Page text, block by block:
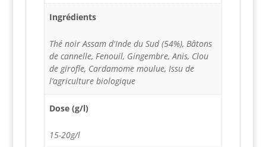
Ingrédients
Thé noir Assam d'Inde du Sud (54%), Bâtons
de cannelle, Fenouil, Gingembre, Anis, Clou
de girofle, Cardamome moulue, Issu de
l‘agriculture biologique
Dose (g/l)
15-20g/l